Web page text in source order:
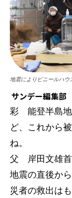
地震によりビニールハウ
サンデー編集部
彩 能登半島地
ど、これから
ね。
父 岸田文雄首
地震の直後か
災者の救出は